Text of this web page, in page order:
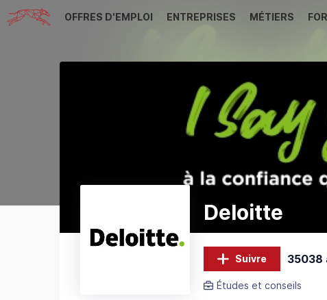
OFFRES D'EMPLOI ENTREPRISES MÉTIERS
Deloitte
Suivre 35038
Études et conseils